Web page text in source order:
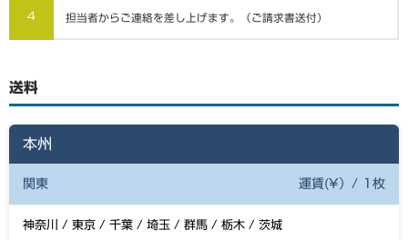
4 担当者からご連絡を差し上げます。（ご請求書送付）
送料
本州
関東 運賃(¥）/ 1枚
神奈川 / 東京 / 千葉 / 埼玉 / 群馬 / 栃木 / 茨城